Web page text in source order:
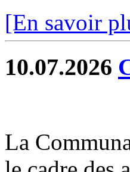
[En savoir
10.07.2026
La